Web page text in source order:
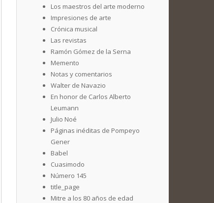
Los maestros del arte moderno
Impresiones de arte
Crónica musical
Las revistas
Ramón Gómez de la Serna
Memento
Notas y comentarios
Walter de Navazio
En honor de Carlos Alberto
Leumann
Julio Noé
Páginas inéditas de Pompeyo
Gener
Babel
Cuasimodo
Número 145
title_page
Mitre a los 80 años de edad